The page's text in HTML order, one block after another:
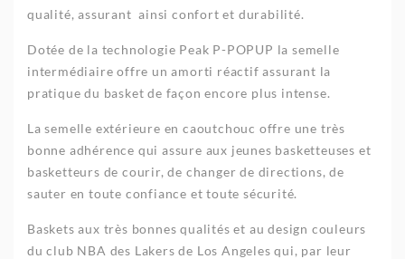
qualité, assurant ainsi confort et durabilité.
Dotée de la technologie Peak P-POPUP la semelle
intermédiaireoffre un amorti réactif assurant la
pratique du basket de façon encore plus intense.
La semelle extérieure en caoutchouc offre une très
bonne adhérence qui assure aux jeunes basketteuses et
basketteurs de courir, de changer de directions, de
sauter en toute confiance et toute sécurité.
Baskets aux très bonnes qualités et au design couleurs
du club NBA des Lakers de Los Angeles qui, par leur